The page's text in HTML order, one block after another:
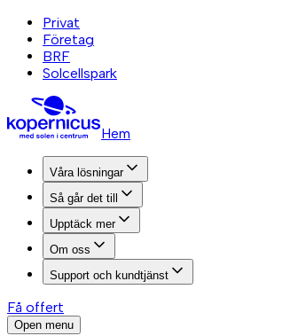
Privat
Företag
BRF
Solcellspark
Hem
Våra lösningar
Så går det till
Upptäck mer
Om oss
Support och kundtjänst
Få offert
Open menu